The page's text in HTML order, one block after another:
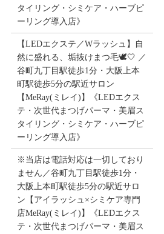
タイリング・シミケア・ハーブピ
ーリング導入店》
【LEDエクステ／Wラッシュ】自
然に盛れる、垢抜けまつ毛🕊️🤍 ／
谷町九丁目駅徒歩1分・大阪上本
町駅徒歩5分の駅近サロン
【MeRay(ミレイ)】《LEDエクス
テ・次世代まつげパーマ・美眉ス
タイリング・シミケア・ハーブピ
ーリング導入店》
※当店は電話対応は一切しており
ません／谷町九丁目駅徒歩1分・
大阪上本町駅徒歩5分の駅近サロ
ン【アイラッシュ×シミケア専門
店MeRay(ミレイ)】《LEDエクス
テ・次世代まつげパーマ・美眉ス